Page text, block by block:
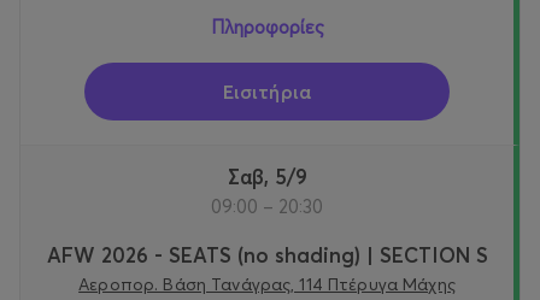
Πληροφορίες
Εισιτήρια
Σαβ, 5/9
09:00 – 20:30
AFW 2026 - SEATS (no shading) | SECTION S
Αεροπορ. Βάση Τανάγρας, 114 Πτέρυγα Μάχης